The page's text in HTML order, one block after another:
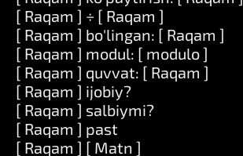
[ Raqam ] ÷ [ Raqam ]
[ Raqam ] bo'lingan: [ Raqam ]
[ Raqam ] modul: [ modulo ]
[ Raqam ] quvvat: [ Raqam ]
[ Raqam ] ijobiy?
[ Raqam ] salbiymi?
[ Raqam ] past
[ Raqam ] [ Matn ]